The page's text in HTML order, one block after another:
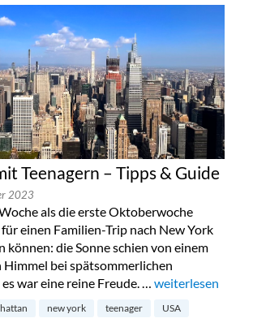
Teenagern – Tipps & Guide
2023
als die erste Oktoberwoche
einen Familien-Trip nach New York
können: die Sonne schien von einem
Himmel bei spätsommerlichen
war eine reine Freude. … „New York mit
weiterlesen
new york teenager USA